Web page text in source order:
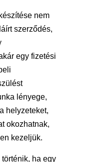
nem
szerződés,
egy fizetési
lényege,
helyzeteket,
okozhatnak,
kezeljük.
történik, ha egy